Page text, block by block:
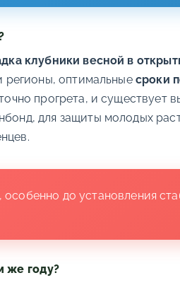
клубники весной в
регионы, оптимальные сроки
прогрета, и существует
для защиты молодых
особенно до установления
же году?